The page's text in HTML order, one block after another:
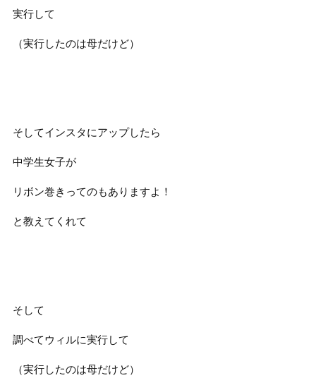
実行して
（実行したのは母だけど）
そしてインスタにアップしたら
中学生女子が
リボン巻きってのもありますよ！
と教えてくれて
そして
調べてウィルに実行して
（実行したのは母だけど）